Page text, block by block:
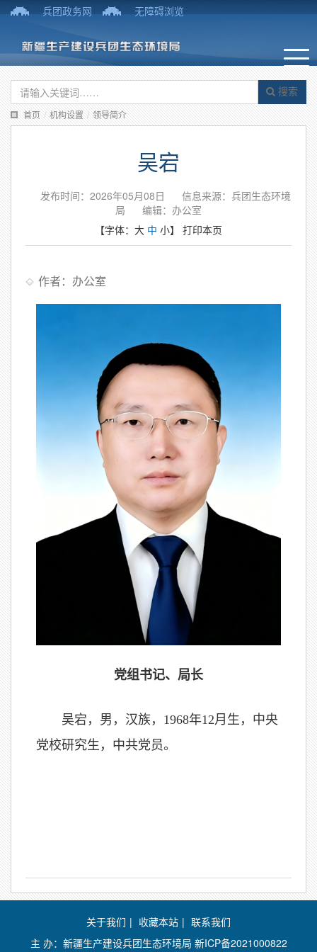
兵团政务网 无障碍浏览
搜索
首页 / 机构设置 / 领导简介
吴宕
发布时间：2026年05月08日
信息来源：兵团生态环境
局
编辑：办公室
【字体： 大 中 小】 打印本页
作者：办公室
党组书记、局长
吴宕，男，汉族，1968年12月生，中央
党校研究生，中共党员。
关于我们 | 收藏本站 | 联系我们
主 办：新疆生产建设兵团生态环境局 新ICP备2021000822